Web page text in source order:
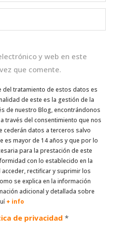
y web en este
que comente.
tratamiento de estos datos es
de este es la gestión de la
de nuestro Blog, encontrándonos
través del consentimiento que nos
cederán datos a terceros salvo
es mayor de 14 años y que por lo
para la prestación de este
con lo establecido en la
rectificar y suprimir los
se explica en la información
adicional y detallada sobre
+ info
de privacidad *